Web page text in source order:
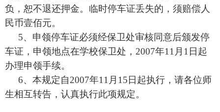
负，恕不退还押金。临时停车证丢失的，须赔偿人
民币壹佰元。
5、申领停车证必须经保卫处审核同意后颁发停
车证，申领地点在学校保卫处， 2007年11月1日 起
办理申领手续。
6、本规定自2007年11月15日 起执行，请各位师
生相互转告，认真执行此项规定。